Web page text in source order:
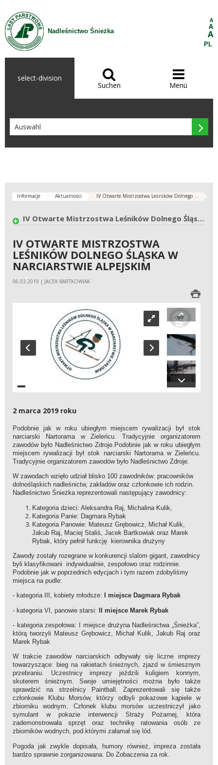
Zum Inhalt wechseln
Nadleśnictwo Śnieżka
A
A
A
PL
select-division 
Suchen

Menü

Informacje Aktualności IV Otwarte Mistrzostwa Leśników Dolnego ...
IV Otwarte Mistrzostwa Leśników Dolnego Śląska w Narciarstwie Alpejskim
IV OTWARTE MISTRZOSTWA
LEŚNIKÓW DOLNEGO ŚLĄSKA W
NARCIARSTWIE ALPEJSKIM
06.03.2019 | JACEK BARTKOWIAK
2 marca 2019 roku
Podobnie jak w roku ubiegłym miejscem rywalizacji był stok
narciarski Nartorama w Zieleńcu. Tradycyjnie organizatorem
zawodów było Nadleśnictwo Zdroje.Podobnie jak w roku ubiegłym
miejscem rywalizacji był stok narciarski Nartorama w Zieleńcu.
Tradycyjnie organizatorem zawodów było Nadleśnictwo Zdroje.
W zawodach wzięło udział blisko 100 zawodników: pracowników
dolnośląskich nadleśnictw, zakładów oraz członkowie ich rodzin.
Nadleśnictwo Śnieżka reprezentowali następujący zawodnicy:
Kategoria dzieci: Aleksandra Raj, Michalina Kulik,
Kategoria Panie: Dagmara Rybak
Kategoria Panowie: Mateusz Grębowicz, Michał Kulik,
Jakub Raj, Maciej Staliś, Jacek Bartkowiak oraz Marek
Rybak, który pełnił funkcję kierownika drużyny
Zawody zostały rozegrane w konkurencji slalom gigant, zawodnicy
byli klasyfikowani indywidualnie, zespołowo oraz rodzinnie.
Podobnie jak w poprzednich edycjach i tym razem zdobyliśmy
miejsca na pudle:
- kategoria III, kobiety młodsze: I miejsce Dagmara Rybak
- kategoria VI, panowie starsi: II miejsce Marek Rybak
- kategoria zespołowa: I miejsce drużyna Nadleśnictwa „Śnieżka”,
którą tworzyli Mateusz Grębowicz, Michał Kulik, Jakub Raj oraz
Marek Rybak
W trakcie zawodów narciarskich odbywały się liczne imprezy
towarzyszące: bieg na rakietach śnieżnych, zjazd w śmiesznym
przebraniu. Uczestnicy imprezy jeździli kuligiem konnym,
skuterem śnieżnym. Swoje umiejętności można było także
sprawdzić na strzelnicy Paintball. Zaprezentowali się także
członkowie Klubu Morsów, którzy odbyli pokazowe kąpiele w
zbiorniku wodnym. Członek klubu morsów uczestniczył jako
symulant w pokazie interwencji Straży Pożarnej, która
zademonstrowała sprzęt oraz technikę ratowania osób ze
zbiorników wodnych, pod którymi załamał się lód.
Pogoda jak zwykle dopisała, humory również, impreza została
bardzo sprawnie zorganizowana. Do Zobaczenia za rok.